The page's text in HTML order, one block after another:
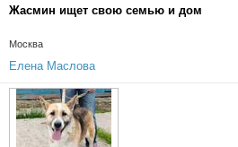
Жасмин ищет свою семью и дом
Москва
Елена Маслова